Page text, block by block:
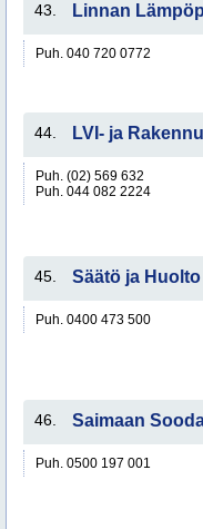
43. Linnan
Puh. 040 720 0772
44. LVI- ja
Puh. (02) 569 632
Puh. 044 082 2224
45. Säätö ja Huolto
Puh. 0400 473 500
46. Saimaan
Puh. 0500 197 001